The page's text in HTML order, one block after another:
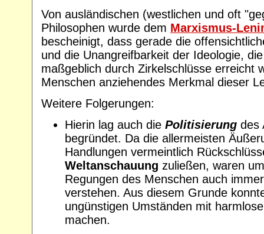
Von ausländischen (westlichen und oft
Philosophen wurde dem Marxismus-
bescheinigt, dass gerade die
und die Unangreifbarkeit der Ideologie,
maßgeblich durch Zirkelschlüsse erreicht
Menschen anziehendes Merkmal dieser
Weitere Folgerungen:
Hierin lag auch die Politisierung des
begründet. Da die allermeisten
Handlungen vermeintlich
Weltanschauung zuließen, waren
Regungen des Menschen auch
verstehen. Aus diesem Grunde
ungünstigen Umständen mit
machen.